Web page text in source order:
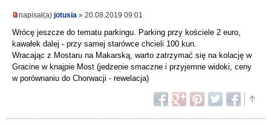
napisał(a) jotusia » 20.08.2019 09:01
Wrócę jeszcze do tematu parkingu. Parking przy kościele 2 euro,
kawałek dalej - przy samej starówce chcieli 100 kun.
Wracając z Mostaru na Makarską, warto zatrzymać się na kolację w
Gracine w knajpie Most (jedzenie smaczne i przyjemne widoki, ceny
w porównaniu do Chorwacji - rewelacja)